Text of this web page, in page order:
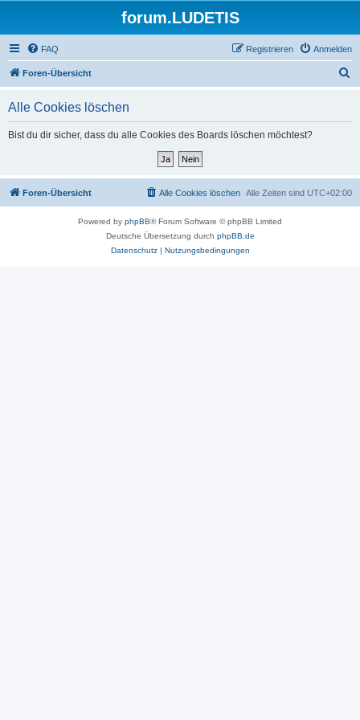
forum.LUDETIS
FAQ Anmelden
Registrieren
Foren-Übersicht
Alle Cookies löschen
Bist du dir sicher, dass du alle Cookies des Boards löschen möchtest?
Foren-Übersicht Alle Zeiten sind UTC+02:00
Alle Cookies löschen
Powered by phpBB® Forum Software © phpBB Limited
Deutsche Übersetzung durch phpBB.de
Datenschutz| Nutzungsbedingungen